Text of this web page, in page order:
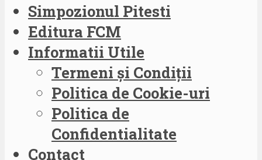
Simpozionul Pitesti
Editura FCM
Informatii Utile
Termeni și Condiții
Politica de Cookie-uri
Politica de
Confidentialitate
Contact